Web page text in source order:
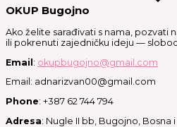
OKUP Bugojno
Ako želite sarađivati s nama, pozvati
ili pokrenuti zajedničku ideju —
Email: okupbugojno@gmail.com
Email: adnarizvan00@gmail.com
Phone: +387 62 744 794
Adresa: Nugle II bb, Bugojno, Bosna